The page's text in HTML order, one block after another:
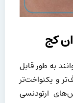
کج
به طور قابل
و یکنواخت‌تر
ارتودنسی